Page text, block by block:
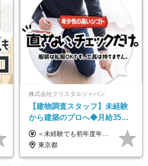
株式会社クリスタルジャパン
【建物調査スタッフ】未経験
から建築のプロへ◆月給35万
円～＋賞与年2回◆官公庁・
UR直取引◆残業月10h
＜未経験でも初年度年収490万円～＞ ◆月給35万円～65万円＋賞与年2回（7月・12月） 【なぜ未経験に35万円を払えるのか】 UR都市機構様・日本郵政様・官公庁との直取引で中間マージンがなく、修繕・緊急対応だけで年4,000～5,000件。仕事が途切れない基盤があるため、調査を担う人材に相応の給与を支払えます。 【昇給について】 年齢や社歴ではなく、成長と貢献に応じて昇給する仕組みです。1回の昇給で年収100万円UPした社員もいます。 ※経験・スキルに応じて加給・優遇いたします ※試用期間3ヶ月（その間の給与・待遇に差異はありません） ※上記月給には、固定残業代（月45時間分／8.8万円～16.5万円）を含みます。超過分は別途全額支給します ※実際の残業は月平均10時間程度です。固定残業代は残業の有無にかかわらず全額支給します 【固定残業代について】 固定残業45時間分（88,000円～165,000円）を含む ※超過分は別途全額支給
東京都